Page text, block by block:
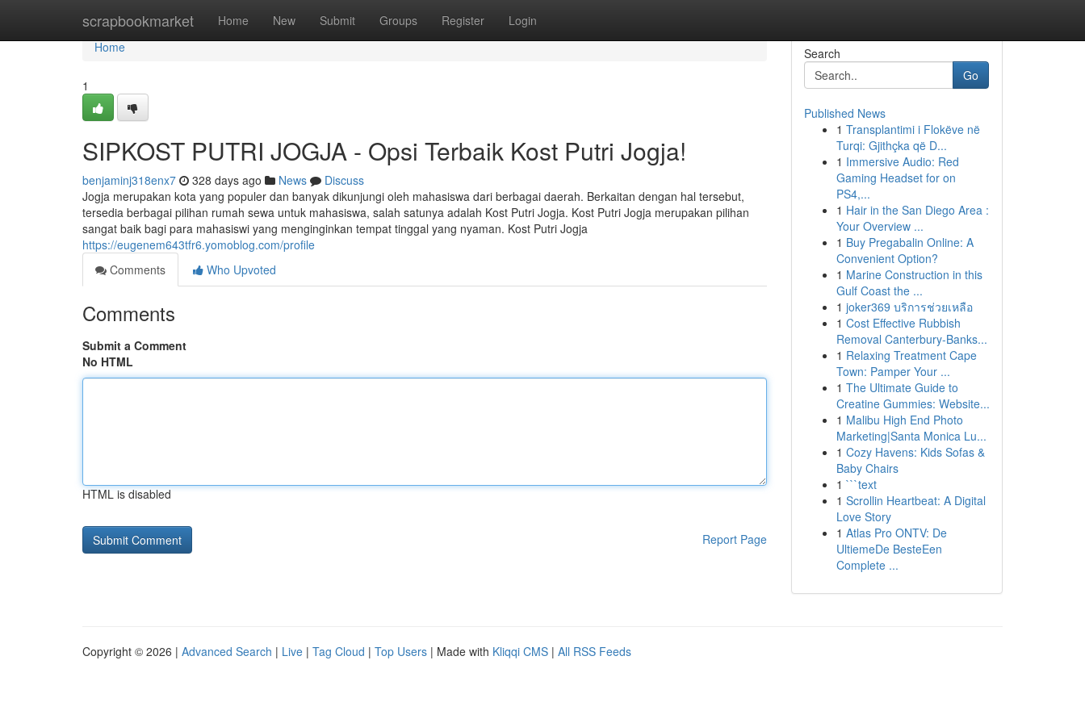
scrapbookmarket Home New Submit Groups Register Login
Home
Home
1
SIPKOST PUTRI JOGJA - Opsi Terbaik Kost Putri Jogja!
benjaminj318enx7 328 days ago News
Discuss
Jogja merupakan kota yang populer dan banyak dikunjungi oleh mahasiswa dari berbagai daerah. Berkaitan dengan hal tersebut,
tersedia berbagai pilihan rumah sewa untuk mahasiswa, salah satunya adalah Kost Putri Jogja. Kost Putri Jogja merupakan pilihan
sangat baik bagi para mahasiswi yang menginginkan tempat tinggal yang nyaman. Kost Putri Jogja
https://eugenem643tfr6.yomoblog.com/profile
Comments
Who Upvoted
Comments
Submit a Comment
No HTML
HTML is disabled
Report Page
Search
Go
Published News
1 Transplantimi i Flokëve në
Turqi: Gjithçka që D...
1 Immersive Audio: Red
Gaming Headset for on
PS4,...
1 Hair in the San Diego Area :
Your Overview ...
1 Buy Pregabalin Online: A
Convenient Option?
1 Marine Construction in this
Gulf Coast the ...
1 joker369 บริการช่วยเหลือ
1 Cost Effective Rubbish
Removal Canterbury-Banks...
1 Relaxing Treatment Cape
Town: Pamper Your ...
1 The Ultimate Guide to
Creatine Gummies: Website...
1 Malibu High End Photo
Marketing|Santa Monica Lu...
1 Cozy Havens: Kids Sofas &
Baby Chairs
1 ```text
1 Scrollin Heartbeat: A Digital
Love Story
1 Atlas Pro ONTV: De
UltiemeDe BesteEen
Complete ...
Copyright © 2026 | Advanced Search | Live | Tag Cloud | Top Users | Made with Kliqqi CMS | All RSS Feeds